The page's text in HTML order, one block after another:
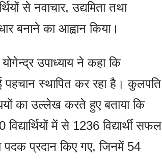
से नवाचार, उद्यमिता तथा
बनाने का आह्वान किया।
उपाध्याय ने कहा कि
पहचान स्थापित कर रहा है। कुलपति
का उल्लेख करते हुए बताया कि
में से 1236 विद्यार्थी सफल
पदक प्रदान किए गए, जिनमें 54